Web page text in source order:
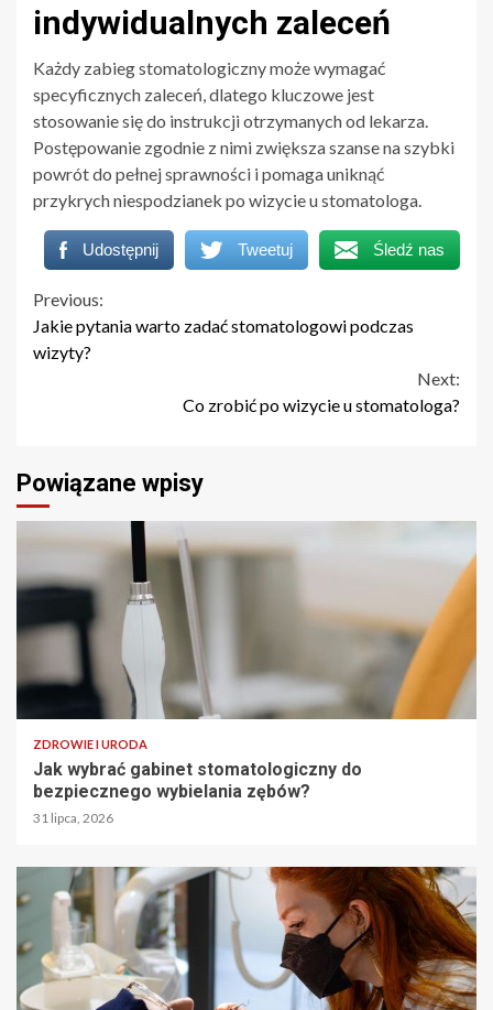
indywidualnych zaleceń
Każdy zabieg stomatologiczny może wymagać
specyficznych zaleceń, dlatego kluczowe jest
stosowanie się do instrukcji otrzymanych od lekarza.
Postępowanie zgodnie z nimi zwiększa szanse na szybki
powrót do pełnej sprawności i pomaga uniknąć
przykrych niespodzianek po wizycie u stomatologa.
Udostępnij Tweetuj Śledź nas
Continue
Reading
Previous:
Jakie pytania warto zadać stomatologowi podczas
wizyty?
Next:
Co zrobić po wizycie u stomatologa?
Powiązane wpisy
ZDROWIE I URODA
Jak wybrać gabinet stomatologiczny do
bezpiecznego wybielania zębów?
31 lipca, 2026